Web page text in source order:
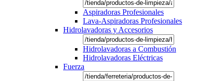
Aspiradoras Profesionales
Lava-Aspiradoras Profesionales
Hidrolavadoras y Accesorios
Hidrolavadoras a Combustión
Hidrolavadoras Eléctricas
Fuerza